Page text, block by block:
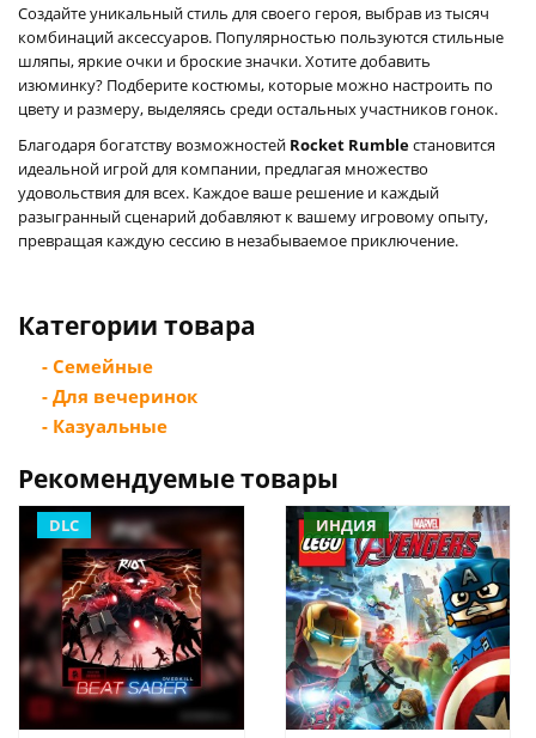
Создайте уникальный стиль для своего героя, выбрав из тысяч
комбинаций аксессуаров. Популярностью пользуются стильные
шляпы, яркие очки и броские значки. Хотите добавить
изюминку? Подберите костюмы, которые можно настроить по
цвету и размеру, выделяясь среди остальных участников гонок.
Благодаря богатству возможностей Rocket Rumbleстановится
идеальной игрой для компании, предлагая множество
удовольствия для всех. Каждое ваше решение и каждый
разыгранный сценарий добавляют к вашему игровому опыту,
превращая каждую сессию в незабываемое приключение.
Категории товара
- Семейные
- Для вечеринок
- Казуальные
Рекомендуемые товары
DLC ИНДИЯ